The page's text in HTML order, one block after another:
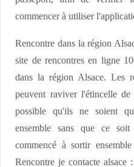
commencer à utiliser
Rencontre dans la région
site de rencontres en ligne
dans la région Alsace. Les
peuvent raviver l'étincelle
possible qu'ils ne soient
ensemble sans que ce
commencé à sortir
Rencontre je contacte alsace